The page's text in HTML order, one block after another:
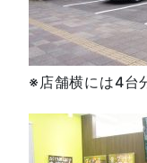
※店舗横には4台